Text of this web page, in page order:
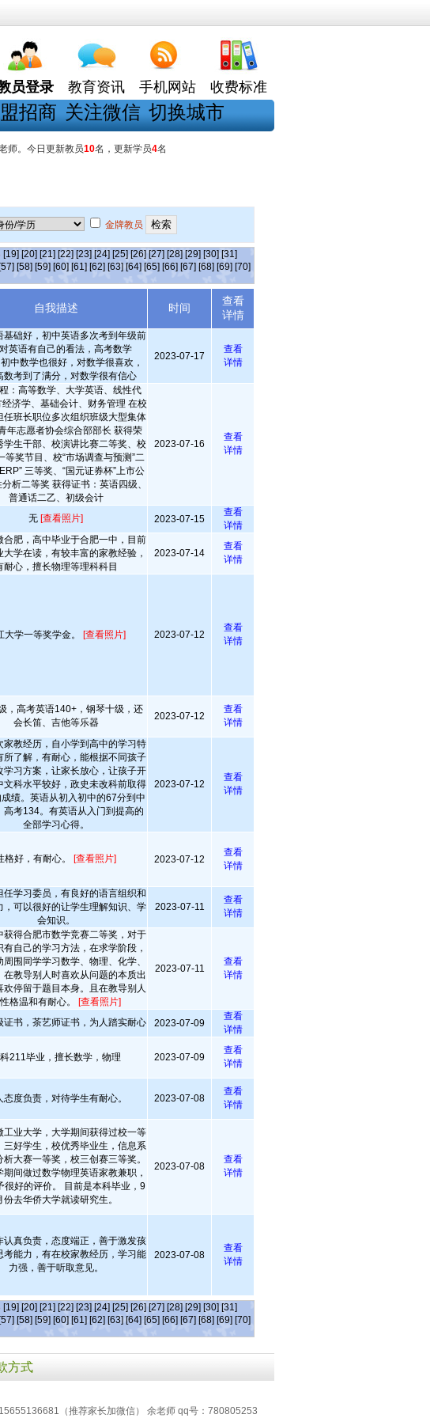
员登录 教育资讯 手机网站 收费标准
招商 关注微信 切换城市
师。今日更新教员10名，更新学员4名
金牌教员
[19] [20] [21] [22] [23] [24] [25] [26] [27] [28] [29] [30] [31]
[57] [58] [59] [60] [61] [62] [63] [64] [65] [66] [67] [68] [69] [70]
自我描述 时间
查看
详情
基础好，初中英语多次考到年级前
英语有自己的看法，高考数学
中数学也很好，对数学很喜欢，
数考到了满分，对数学很有信心
2023-07-17
查看
详情
：高等数学、大学英语、线性代
济学、基础会计、财务管理 在校
任班长职位多次组织班级大型集体
年志愿者协会综合部部长 获得荣
学生干部、校演讲比赛二等奖、校
等奖节目、校“市场调查与预测”二
三等奖、“国元证券杯”上市公
析二等奖 获得证书：英语四级、
普通话二乙、初级会计
2023-07-16
查看
详情
无 [查看照片] 2023-07-15
查看
详情
合肥，高中毕业于合肥一中，目前
大学在读，有较丰富的家教经验，
耐心，擅长物理等理科科目
2023-07-14
查看
详情
大学一等奖学金。 [查看照片] 2023-07-12
查看
详情
，高考英语140+，钢琴十级，还
会长笛、吉他等乐器
2023-07-12
查看
详情
家教经历，自小学到高中的学习特
所了解，有耐心，能根据不同孩子
学习方案，让家长放心，让孩子开
文科水平较好，政史未改科前取得
绩。英语从初入初中的67分到中
高考134。有英语从入门到提高的
全部学习心得。
2023-07-12
查看
详情
格好，有耐心。 [查看照片] 2023-07-12
查看
详情
任学习委员，有良好的语言组织和
，可以很好的让学生理解知识、学
会知识。
2023-07-11
查看
详情
获得合肥市数学竞赛二等奖，对于
有自己的学习方法，在求学阶段，
周围同学学习数学、物理、化学、
在教导别人时喜欢从问题的本质出
欢停留于题目本身。且在教导别人
格温和有耐心。 [查看照片]
2023-07-11
查看
详情
证书，茶艺师证书，为人踏实耐心 2023-07-09
查看
详情
211毕业，擅长数学，物理 2023-07-09
查看
详情
态度负责，对待学生有耐心。 2023-07-08
查看
详情
工业大学，大学期间获得过校一等
三好学生，校优秀毕业生，信息系
析大赛一等奖，校三创赛三等奖。
期间做过数学物理英语家教兼职，
很好的评价。 目前是本科毕业，9
份去华侨大学就读研究生。
2023-07-08
查看
详情
认真负责，态度端正，善于激发孩
考能力，有在校家教经历，学习能
力强，善于听取意见。
2023-07-08
查看
详情
[19] [20] [21] [22] [23] [24] [25] [26] [27] [28] [29] [30] [31]
[57] [58] [59] [60] [61] [62] [63] [64] [65] [66] [67] [68] [69] [70]
方式
（推荐家长加微信） 余老师 qq号：780805253